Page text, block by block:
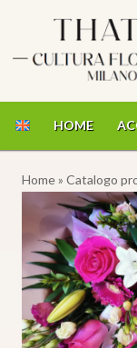
HOME
Home» Catalogo